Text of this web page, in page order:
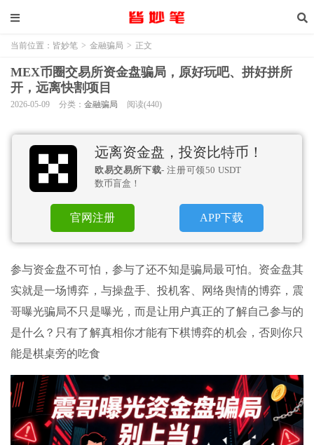
当前位置： 皆妙笔 > 金融骗局 > 正文
MEX币圈交易所资金盘骗局，原好玩吧、拼好拼所
开，远离快割项目
2026-05-09 分类： 金融骗局 阅读(440)
远离资金盘，投资比特币！
欧易交易所下载- 注册可领50 USDT
数币盲盒！
官网注册 APP下载
参与资金盘不可怕，参与了还不知是骗局最可怕。资金盘其
实就是一场博弈，与操盘手、投机客、网络舆情的博弈，震
哥曝光骗局不只是曝光，而是让用户真正的了解自己参与的
是什么？只有了解真相你才能有下棋博弈的机会，否则你只
能是棋桌旁的吃食